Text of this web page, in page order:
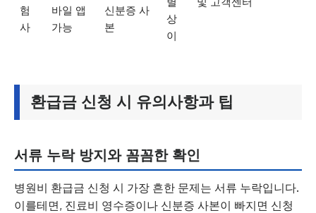
험
사
바일 앱
가능
신분증 사
본
상
이
환급금 신청 시 유의사항과 팁
서류 누락 방지와 꼼꼼한 확인
병원비 환급금 신청 시 가장 흔한 문제는 서류 누락입니다.
이를테면, 진료비 영수증이나 신분증 사본이 빠지면 신청